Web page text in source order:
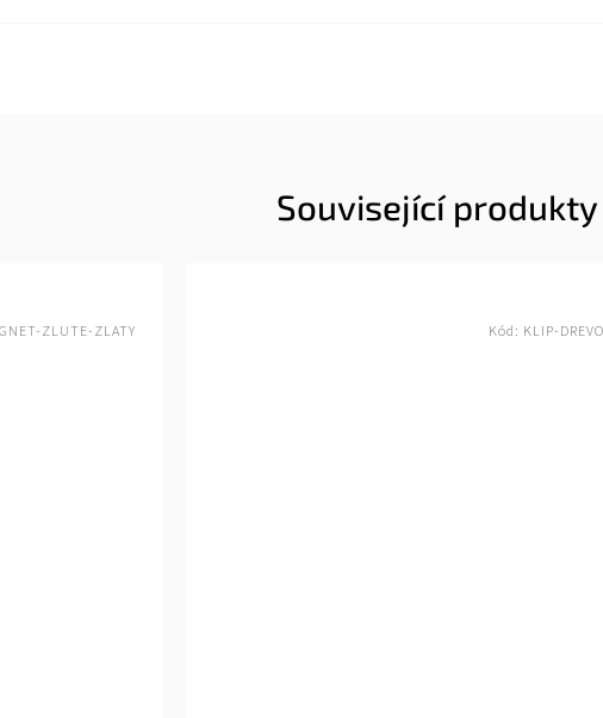
Související produkty
UCHO-DREVO-14SV OPRY-NUZKY-